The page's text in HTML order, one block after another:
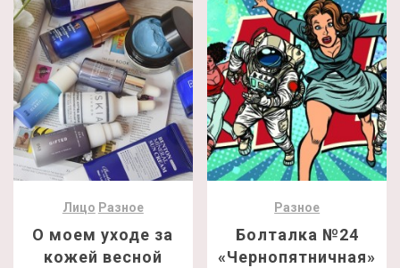
Лицо Разное
О моем уходе за
кожей весной
Разное
Болталка №24
«Чернопятничная»